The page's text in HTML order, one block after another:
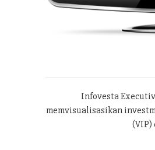
Infovesta
memvisualisasikan
(VIP)